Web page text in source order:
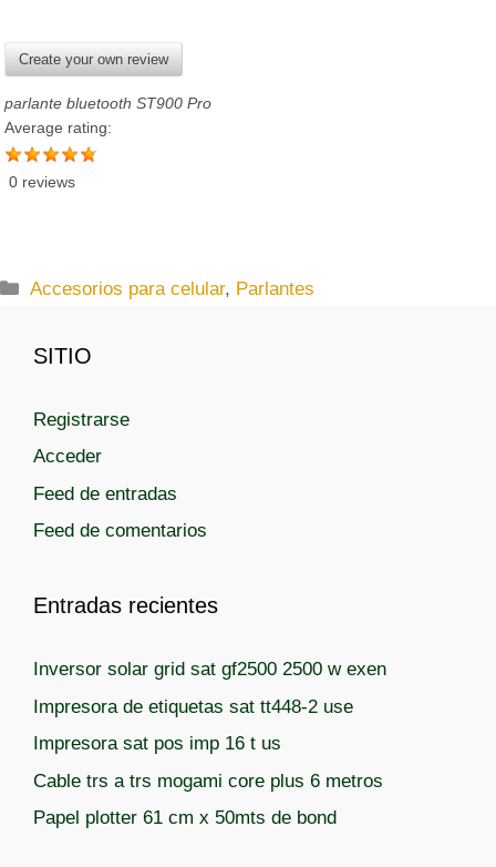
Create your own review
parlante bluetooth ST900 Pro
Average rating:
0 reviews
C
e
o
r
a
s
Accesorios para celular, Parlantes
SITIO
Registrarse
Acceder
Feed de entradas
Feed de comentarios
Entradas recientes
Inversor solar grid sat gf2500 2500 w exen
Impresora de etiquetas sat tt448-2 use
Impresora sat pos imp 16 t us
Cable trs a trs mogami core plus 6 metros
Papel plotter 61 cm x 50mts de bond